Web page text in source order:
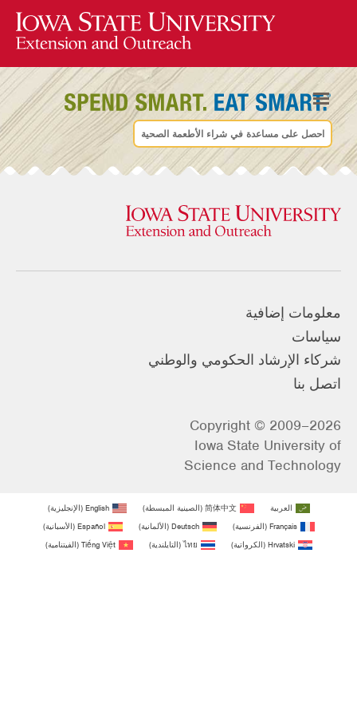
احصل على مساعدة في شراء الأطعمة الصحية
معلومات إضافية
سياسات
شركاء الإرشاد الحكومي والوطني
اتصل بنا
Copyright © 2009–2026
Iowa State University of
Science and Technology
العربية 简体中文
(الصينية المبسطة)
English
(الإنجليزية)
Français
(الفرنسية)
Deutsch
(الألمانية)
Español
(الأسبانية)
Hrvatski
(الكرواتية)
ไทย
(التايلندية)
Tiếng Việt
(الفيتنامية)